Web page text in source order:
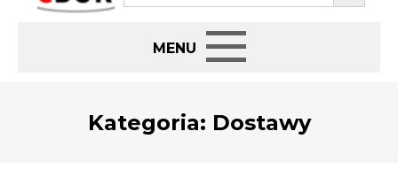
BIP
Kategoria: Dostawy